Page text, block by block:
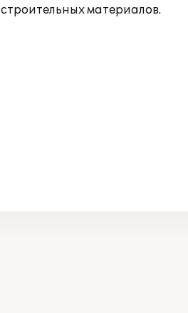
материалов.